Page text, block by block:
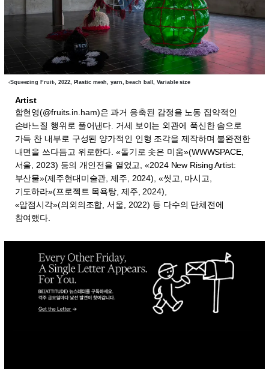
‹Squeezing Fruit›, 2022, Plastic mesh, yarn, beach ball, Variable size
Artist
함현영(@fruits.in.ham)은 과거 응축된 감정을 노동 집약적인
손바느질 행위로 풀어낸다. 거세 보이는 외관에 푹신한 솜으로
가득 찬 내부로 구성된 양가적인 인형 조각을 제작하며 불완전한
내면을 쓰다듬고 위로한다. «돌기로 솟은 미움»(WWWSPACE,
서울, 2023) 등의 개인전을 열었고, «2024 New Rising Artist:
부산물»(제주현대미술관, 제주, 2024), «씻고, 마시고,
기도하라»(프로젝트 목욕탕, 제주, 2024),
«압점시각»(의외의조합, 서울, 2022) 등 다수의 단체전에
참여했다.